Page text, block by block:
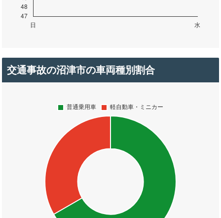
交通事故の沼津市の車両種別割合